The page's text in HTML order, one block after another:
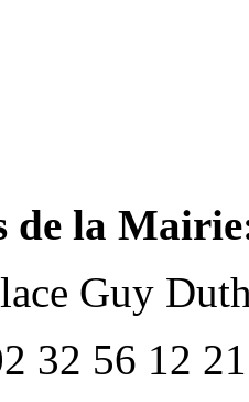
de la
Guy
32 56 12 21